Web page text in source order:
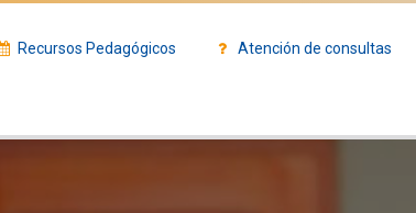
Recursos Pedagógicos Atención de consultas